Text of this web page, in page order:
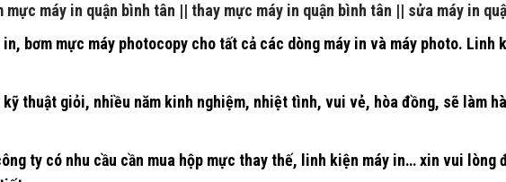
mực máy in quận bình tân || thay mực máy in quận bình tân || sửa máy in
in, bơm mực máy photocopycho tất cả các dòng máy in và máy photo. Linh
thuật giỏi, nhiều năm kinh nghiệm, nhiệt tình, vui vẻ, hòa đồng, sẽ làm
ty có nhu cầu cần mua hộp mực thay thế, linh kiện máy in… xin vui